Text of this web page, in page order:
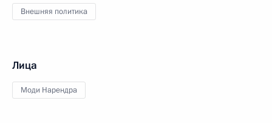
Внешняя политика
Лица
Моди Нарендра